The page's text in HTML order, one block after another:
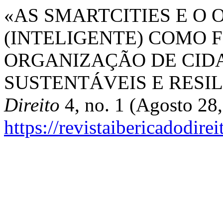
«AS SMARTCITIES E O
(INTELIGENTE) COMO
ORGANIZAÇÃO DE
SUSTENTÁVEIS E
Direito 4, no. 1 (Agosto
https://